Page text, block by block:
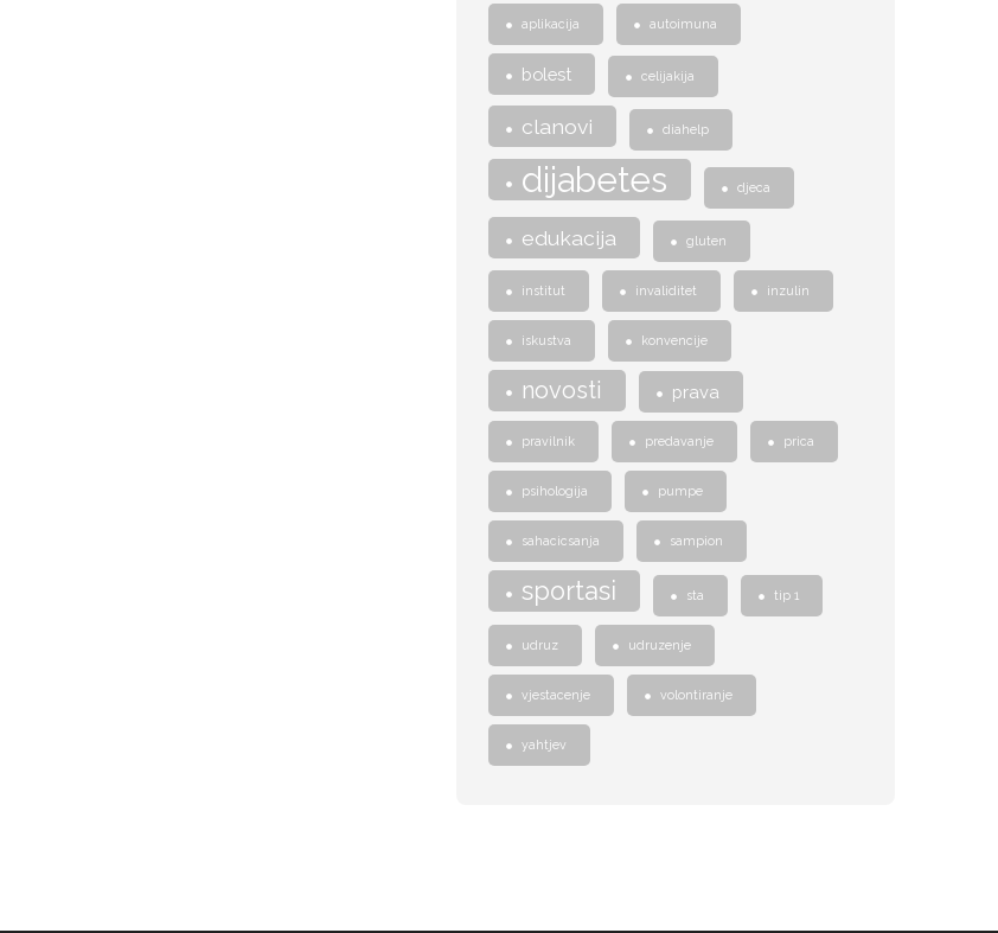
aplikacija autoimuna
bolest celijakija
clanovi diahelp
dijabetes djeca
edukacija gluten
institut invaliditet inzulin
iskustva konvencije
novosti prava
pravilnik predavanje prica
psihologija pumpe
sahacicsanja sampion
sportasi sta tip 1
udruz udruzenje
vjestacenje volontiranje
yahtjev